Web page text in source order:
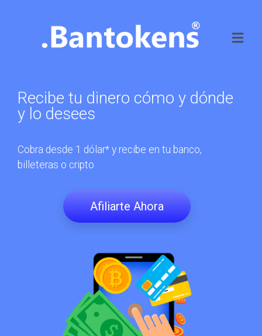
Recibe tu dinero cómo y dónde
y lo desees
Cobra desde 1 dólar* y recibe en tu banco,
billeteras o cripto
Afiliarte Ahora